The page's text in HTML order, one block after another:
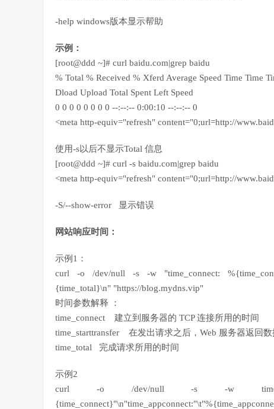
-help windows版本显示帮助
示例：
[root@ddd ~]# curl baidu.com|grep baidu
% Total % Received % Xferd Average Speed Time Time
Dload Upload Total Spent Left Speed
0 0 0 0 0 0 0 0 --:--:-- 0:00:10 --:--:-- 0
<meta http-equiv="refresh" content="0;url=http://
使用-s以后不显示Total 信息
[root@ddd ~]# curl -s baidu.com|grep baidu
<meta http-equiv="refresh" content="0;url=http://
-S/--show-error 显示错误
网站响应时间：
示例1：
curl -o /dev/null -s -w "time_connect:
{time_total}\n" "https://blog.mydns.vip"
时间参数解释 ：
time_connect 建立到服务器的 TCP 连接所用的时间
time_starttransfer 在发出请求之后，Web 服务器返回
time_total 完成请求所用的时间
示例2
curl -o /dev/null -s -w